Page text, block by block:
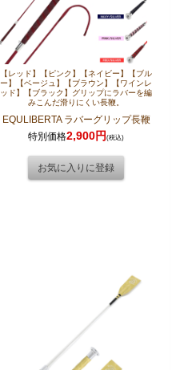
【レッド】【ピンク】【ネイビー】【ブル
ー】【ベージュ】【ブラウン】【ワインレ
ッド】【ブラック】グリップにラバーを編
みこんだ滑りにくい長鞭。
EQULIBERTA ラバーグリップ長鞭
特別価格2,900円(税込)